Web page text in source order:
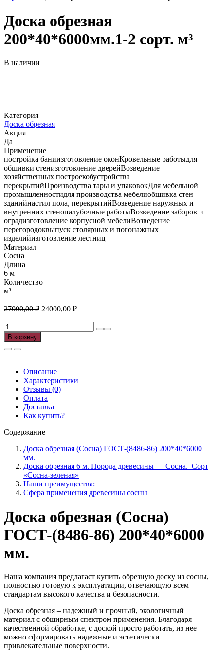
Доска обрезная
200*40*6000мм.1-2 сорт. м³
В наличии
Категория
Доска обрезная
Акция
Да
Применение
постройка баниизготовление оконКровельные работыдля
обшивки стенизготовление дверейВозведение
хозяйственных построекобустройства
перекрытийПроизводства тары и упаковокДля мебельной
промышленностидля производства мебелиобшивка стен
зданийнастил пола, перекрытийВозведение наружных и
внутренних стенопалубочные работыВозведение заборов и
оградизготовление корпусной мебелиВозведение
перегородоквыпуск столярных и погонажных
изделийизготовление лестниц
Материал
Сосна
Длина
6 м
Количество
м³
27000,00₽ Первоначальная
составляла
27000,00 ₽.
24000,00 ₽Текущая
24000,00 ₽.
Количество
товара
Доска
обрезная
сорт.
В корзину
Описание
Характеристики
Отзывы (0)
Оплата
Доставка
Как купить?
Содержание
Доска обрезная (Сосна) ГОСТ-(8486-86) 200*40*6000
мм.
Доска обрезная 6 м. Порода древесины — Сосна. Сорт
«Сосна-зеленая»
Наши преимущества:
Сфера применения древесины сосны
Доска обрезная (Сосна)
ГОСТ-(8486-86) 200*40*6000
мм.
Наша компания предлагает купить обрезную доску из сосны,
полностью готовую к эксплуатации, отвечающую всем
стандартам высокого качества и безопасности.
Доска обрезная – надежный и прочный, экологичный
материал с обширным спектром применения. Благодаря
качественной обработке, с доской просто работать, из нее
можно сформировать надежные и эстетически
привлекательные поверхности.